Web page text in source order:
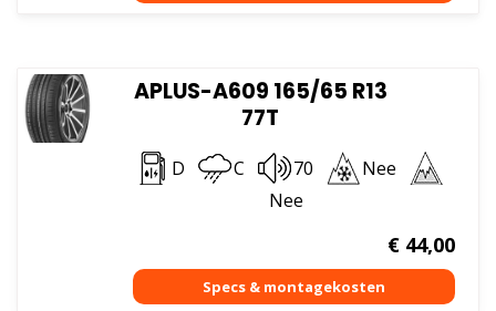
APLUS-A609 165/65 R13
77T
D C 70
Nee
Nee
€44,00